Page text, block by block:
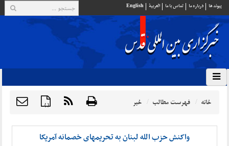
پيوند ها درباره ما تماس با ما العربية English
{ } خانه فهرست مطالب خبر
واکنش حزب الله لبنان به تحریمهای خصمانه آمریکا